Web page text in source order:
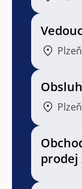
Plzeň
Plzeň
prodej